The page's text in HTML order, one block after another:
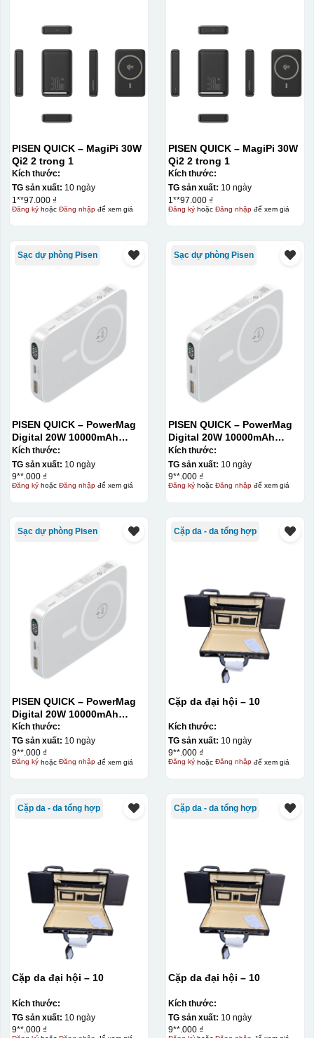
PISEN QUICK – MagiPi 30W
Qi2 2 trong 1
Kích thước:
TG sản xuất: 10 ngày
1**97.000 ₫
Đăng kýhoặc Đăng nhậpđể xem giá
PISEN QUICK – MagiPi 30W
Qi2 2 trong 1
Kích thước:
TG sản xuất: 10 ngày
1**97.000 ₫
Đăng kýhoặc Đăng nhậpđể xem giá
Sạc dự phòng Pisen
PISEN QUICK – PowerMag
Digital 20W 10000mAh
Power bank. White: 200pcs;
Blue: 200pcs
Kích thước:
TG sản xuất: 10 ngày
9**.000 ₫
Đăng kýhoặc Đăng nhậpđể xem giá
Sạc dự phòng Pisen
PISEN QUICK – PowerMag
Digital 20W 10000mAh
Power bank. White: 200pcs;
Blue: 200pcs
Kích thước:
TG sản xuất: 10 ngày
9**.000 ₫
Đăng kýhoặc Đăng nhậpđể xem giá
Sạc dự phòng Pisen
PISEN QUICK – PowerMag
Digital 20W 10000mAh
Power bank. White: 200pcs;
Blue: 200pcs
Kích thước:
TG sản xuất: 10 ngày
9**.000 ₫
Đăng kýhoặc Đăng nhậpđể xem giá
Cặp da - da tổng hợp
Cặp da đại hội – 10
Kích thước:
TG sản xuất: 10 ngày
9**.000 ₫
Đăng kýhoặc Đăng nhậpđể xem giá
Cặp da - da tổng hợp
Cặp da đại hội – 10
Kích thước:
TG sản xuất: 10 ngày
9**.000 ₫
Cặp da - da tổng hợp
Cặp da đại hội – 10
Kích thước:
TG sản xuất: 10 ngày
9**.000 ₫